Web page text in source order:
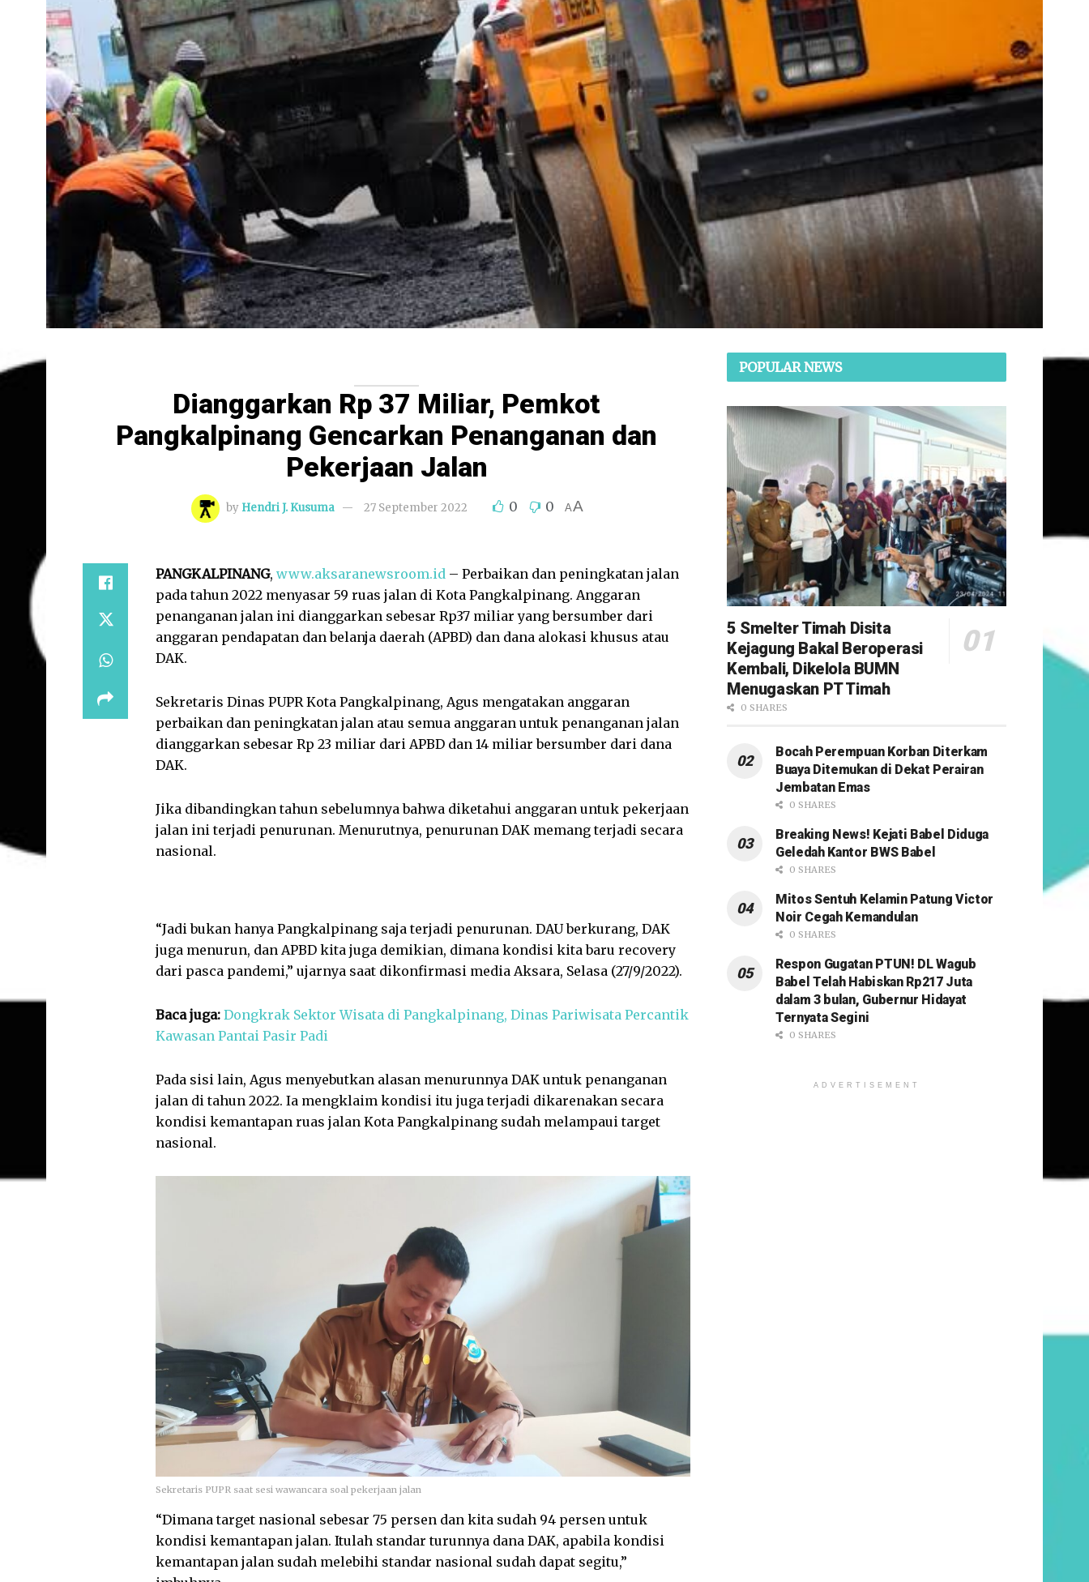
Dianggarkan Rp 37 Miliar, Pemkot
Pangkalpinang Gencarkan Penanganan dan
Pekerjaan Jalan
by Hendri J. Kusuma 27 September 2022 0 0 AA
PANGKALPINANG, www.aksaranewsroom.id – Perbaikan dan peningkatan jalan
pada tahun 2022 menyasar 59 ruas jalan di Kota Pangkalpinang. Anggaran
penanganan jalan ini dianggarkan sebesar Rp37 miliar yang bersumber dari
anggaran pendapatan dan belanja daerah (APBD) dan dana alokasi khusus atau
DAK.
Sekretaris Dinas PUPR Kota Pangkalpinang, Agus mengatakan anggaran
perbaikan dan peningkatan jalan atau semua anggaran untuk penanganan jalan
dianggarkan sebesar Rp 23 miliar dari APBD dan 14 miliar bersumber dari dana
DAK.
Jika dibandingkan tahun sebelumnya bahwa diketahui anggaran untuk pekerjaan
jalan ini terjadi penurunan. Menurutnya, penurunan DAK memang terjadi secara
nasional.
“Jadi bukan hanya Pangkalpinang saja terjadi penurunan. DAU berkurang, DAK
juga menurun, dan APBD kita juga demikian, dimana kondisi kita baru recovery
dari pasca pandemi,” ujarnya saat dikonfirmasi media Aksara, Selasa (27/9/2022).
Baca juga:Dongkrak Sektor Wisata di Pangkalpinang, Dinas Pariwisata Percantik
Kawasan Pantai Pasir Padi
Pada sisi lain, Agus menyebutkan alasan menurunnya DAK untuk penanganan
kondisi kemantapan ruas jalan Kota Pangkalpinang sudah melampaui target
nasional.
POPULAR NEWS
5 Smelter Timah Disita
Kejagung Bakal Beroperasi
Kembali, Dikelola BUMN
Menugaskan PT Timah
0 SHARES
Bocah Perempuan Korban Diterkam
Buaya Ditemukan di Dekat Perairan
Jembatan Emas
0 SHARES
Breaking News! Kejati Babel Diduga
Geledah Kantor BWS Babel
0 SHARES
Mitos Sentuh Kelamin Patung Victor
Noir Cegah Kemandulan
0 SHARES
Respon Gugatan PTUN! DL Wagub
Babel Telah Habiskan Rp217 Juta
dalam 3 bulan, Gubernur Hidayat
Ternyata Segini
0 SHARES
ADVERTISEMENT